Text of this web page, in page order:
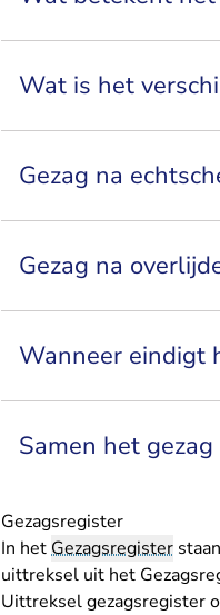
Wat is het
Gezag na
Gezag na
Wanneer eindigt
Samen het
Gezagsregister
In hetGezagsregister
uittreksel uit het
Uittreksel gezagsregister